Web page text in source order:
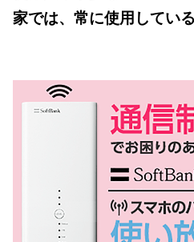
家では、常に使用している